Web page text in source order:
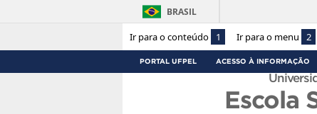
Ir para o conteúdo 1 Ir para o menu 2
BRASIL
PORTAL UFPEL ACESSO À INFORMAÇÃO
Escola